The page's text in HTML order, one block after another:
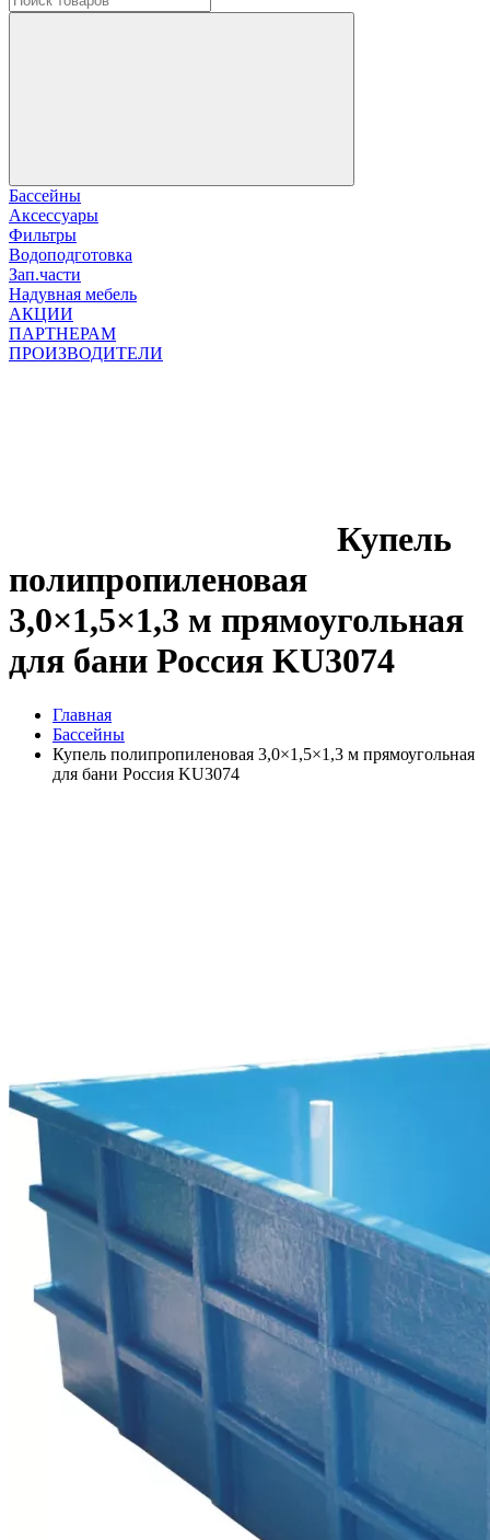
Бассейны
Аксессуары
Фильтры
Водоподготовка
Зап.части
Надувная мебель
АКЦИИ
ПАРТНЕРАМ
ПРОИЗВОДИТЕЛИ
Купель
полипропиленовая
3,0×1,5×1,3 м прямоугольная
для бани Россия KU3074
Главная
Бассейны
Купель полипропиленовая 3,0×1,5×1,3 м прямоугольная
для бани Россия KU3074